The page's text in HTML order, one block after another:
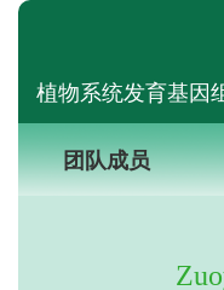
植物系统发育基因
团队成员